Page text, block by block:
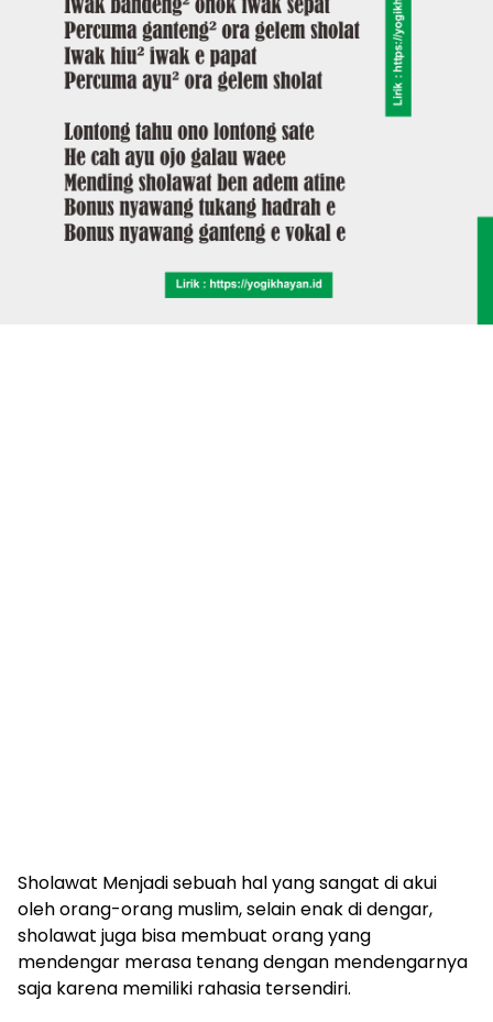
Sholawat Menjadi sebuah hal yang sangat di akui
oleh orang-orang muslim, selain enak di dengar,
sholawat juga bisa membuat orang yang
mendengar merasa tenang dengan mendengarnya
saja karena memiliki rahasia tersendiri.